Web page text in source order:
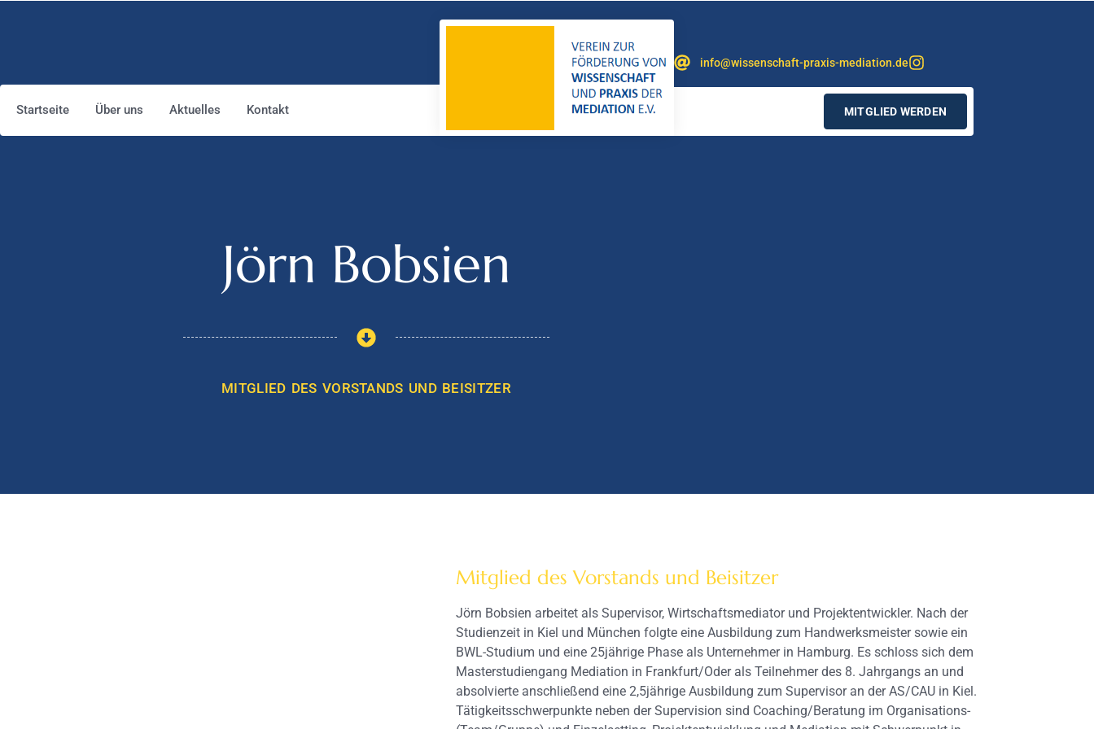
Startseite Über uns Aktuelles Kontakt
info@wissenschaft-praxis-mediation.de
MITGLIED WERDEN
Jörn Bobsien
MITGLIED DES VORSTANDS UND BEISITZER
Mitglied des Vorstands und Beisitzer
Jörn Bobsien arbeitet als Supervisor, Wirtschaftsmediator und Projektentwickler. Nach der
Studienzeit in Kiel und München folgte eine Ausbildung zum Handwerksmeister sowie ein
BWL-Studium und eine 25jährige Phase als Unternehmer in Hamburg. Es schloss sich dem
Masterstudiengang Mediation in Frankfurt/Oder als Teilnehmer des 8. Jahrgangs an und
absolvierte anschließend eine 2,5jährige Ausbildung zum Supervisor an der AS/CAU in Kiel.
Tätigkeitsschwerpunkte neben der Supervision sind Coaching/Beratung im Organisations-